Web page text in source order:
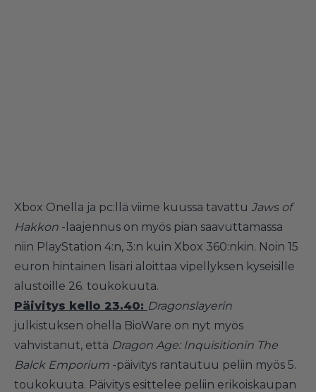
Xbox Onella ja pc:llä viime kuussa tavattu Jaws of
Hakkon -laajennus on myös pian saavuttamassa
niin PlayStation 4:n, 3:n kuin Xbox 360:nkin. Noin 15
euron hintainen lisäri aloittaa vipellyksen kyseisille
alustoille 26. toukokuuta.
Päivitys kello 23.40: Dragonslayerin
julkistuksen ohella BioWare on nyt myös
vahvistanut, että Dragon Age: Inquisitionin The
Balck Emporium -päivitys rantautuu peliin myös 5.
toukokuuta. Päivitys esittelee peliin erikoiskaupan